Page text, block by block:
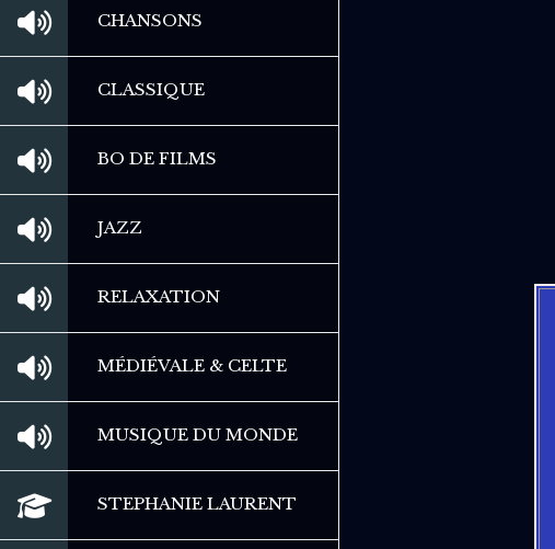
CHANSONS
CLASSIQUE
BO DE FILMS
JAZZ
RELAXATION
MÉDIÉVALE & CELTE
MUSIQUE DU MONDE
STEPHANIE LAURENT